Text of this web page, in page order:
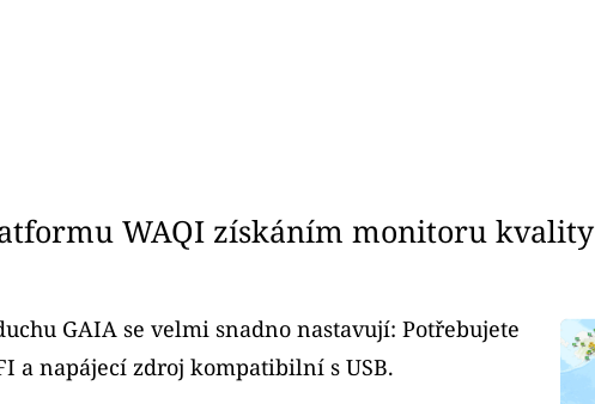
WAQI získáním monitoru
GAIA se velmi snadno nastavují: Potřebujete
a napájecí zdroj kompatibilní s USB.